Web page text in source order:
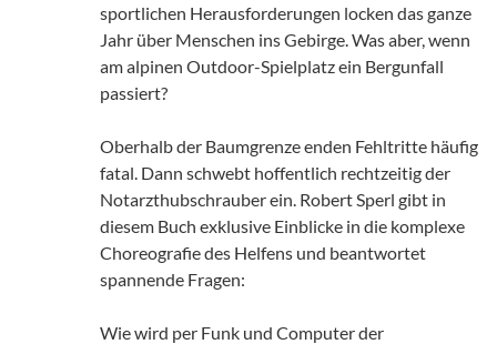
sportlichen Herausforderungen locken das ganze
Jahr über Menschen ins Gebirge. Was aber, wenn
am alpinen Outdoor-Spielplatz ein Bergunfall
passiert?
Oberhalb der Baumgrenze enden Fehltritte häufig
fatal. Dann schwebt hoffentlich rechtzeitig der
Notarzthubschrauber ein. Robert Sperl gibt in
diesem Buch exklusive Einblicke in die komplexe
Choreografie des Helfens und beantwortet
spannende Fragen:
Wie wird per Funk und Computer der